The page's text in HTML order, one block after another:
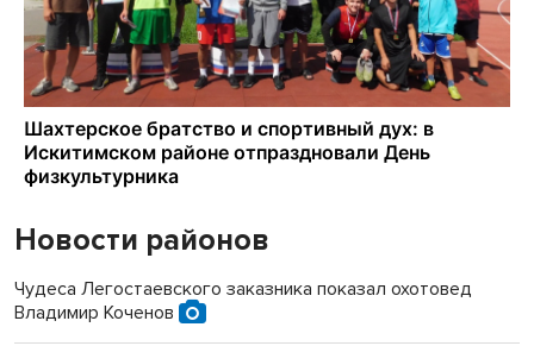
Новости районов
Чудеса Легостаевского заказника показал охотовед
Владимир Коченов